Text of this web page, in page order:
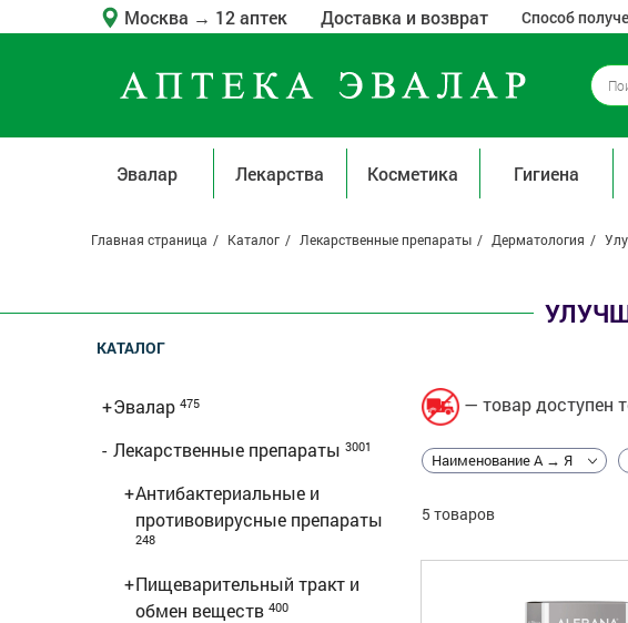
Москва → 12 аптек Доставка и возврат Способ
Эвалар Лекарства Косметика Гигиена
Главная страница Каталог Лекарственные препараты Дерматология
КАТАЛОГ
+Эвалар 475
- Лекарственные препараты 3001
+Антибактериальные и
противовирусные препараты
248
+Пищеварительный тракт и
обмен веществ 400
— товар доступен
Наименование А → Я
5 товаров